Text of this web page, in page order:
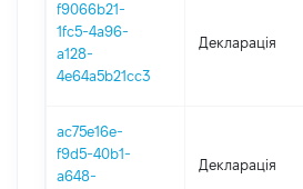
f9066b21-
1fc5-4a96-
a128-
4e64a5b21cc3
Декларація
ac75e16e-
f9d5-40b1-
a648-
Декларація